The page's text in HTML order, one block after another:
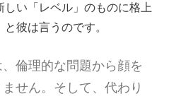
い「レベル」のものに格上
彼は言うのです。
倫理的な問題から顔を
せん。そして、代わり